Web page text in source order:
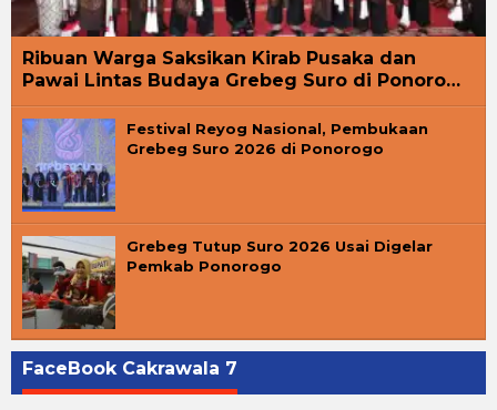
Ribuan Warga Saksikan Kirab Pusaka dan
Pawai Lintas Budaya Grebeg Suro di Ponoro…
Festival Reyog Nasional, Pembukaan
Grebeg Suro 2026 di Ponorogo
Grebeg Tutup Suro 2026 Usai Digelar
Pemkab Ponorogo
FaceBook Cakrawala 7